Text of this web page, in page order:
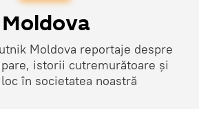
Moldova reportaje despre
istorii cutremurătoare și
în societatea noastră